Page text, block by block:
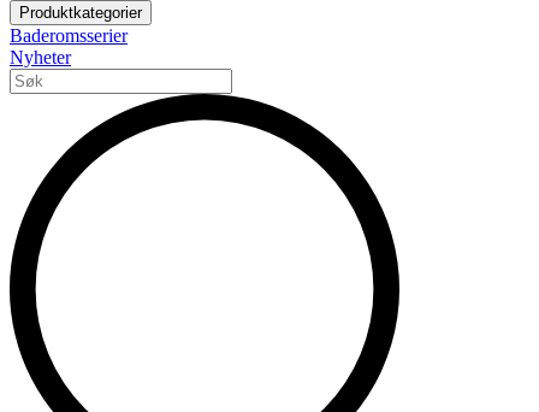
Produktkategorier
Baderomsserier
Nyheter